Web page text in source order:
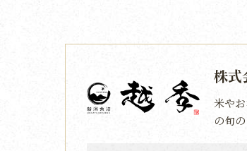
株式
米や
の旬